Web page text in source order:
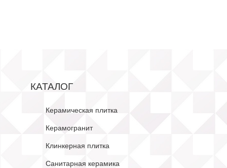
КАТАЛОГ
Керамическая плитка
Керамогранит
Клинкерная плитка
Санитарная керамика